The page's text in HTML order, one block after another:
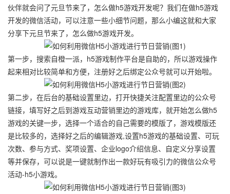
伙伴就会问了元旦节来了，怎么做h5游戏开发呢？我们在做h5游戏
开发的微信活动，可以注意一些小细节问题，那么小编这就和大家
分享下元旦节来了，怎么做h5游戏开发。
第一步，搜索自橙一派，h5游戏制作平台是自助的，所以游戏操作
起来相对比较简单和方便，注册好之后绑定公众号就可以开始啦。
第二步，在后台的基础设置里边，打开快捷关注配置里边的公众号
链接，填写好之后到游戏互动营销里边的游戏库，就开始怎么做h5
游戏的关键一步，选择一个适合的自己需要的模版了，游戏模版还
是比较多的，选择好之后的编辑游戏,设置h5游戏的基础设置、可玩
次数、参与方式、奖项设置、企业logo介绍信息、自定义分享设置
等并保存，可以说是一键就制作出一款好玩有吸引力的微信公众号
活动-h5小游戏。